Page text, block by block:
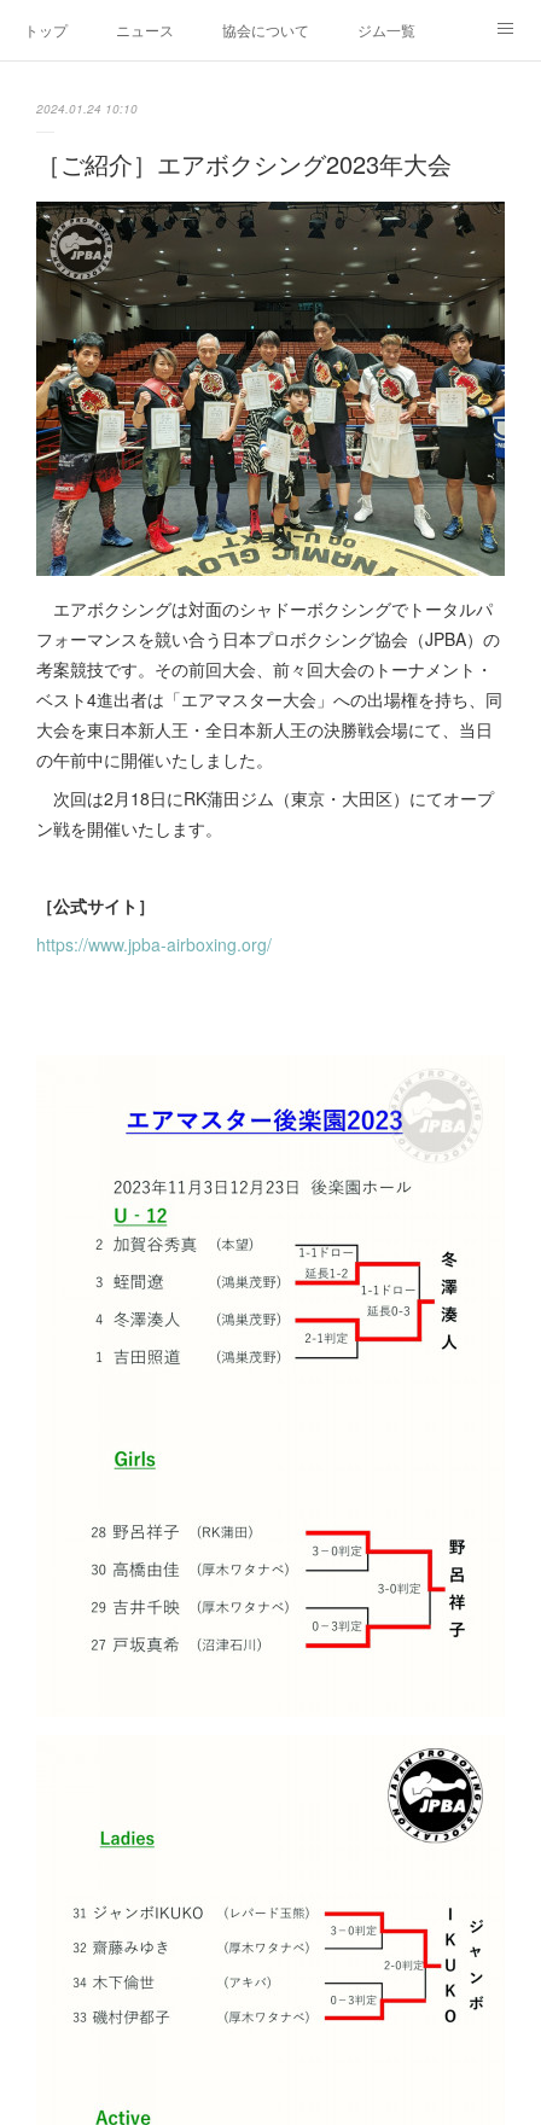
トップ ニュース 協会について ジム一覧
2024.01.24 10:10
［ご紹介］エアボクシング2023年大会
エアボクシングは対面のシャドーボクシングでトータルパ
フォーマンスを競い合う日本プロボクシング協会（JPBA）の
考案競技です。その前回大会、前々回大会のトーナメント・
ベスト4進出者は「エアマスター大会」への出場権を持ち、同
大会を東日本新人王・全日本新人王の決勝戦会場にて、当日
の午前中に開催いたしました。
次回は2月18日にRK蒲田ジム（東京・大田区）にてオープ
ン戦を開催いたします。
［公式サイト］
https://www.jpba-airboxing.org/